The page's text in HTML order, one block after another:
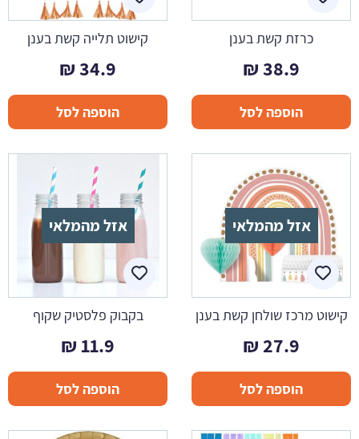
כרזת קשת בענן
38.9
₪
הוספה לסל
קישוט תלייה קשת בענן
34.9
₪
הוספה לסל
אזל מהמלאי
קישוט מרכז שולחן קשת בענן
27.9
₪
הוספה לסל
אזל מהמלאי
בקבוק פלסטיק שקוף
11.9
₪
הוספה לסל